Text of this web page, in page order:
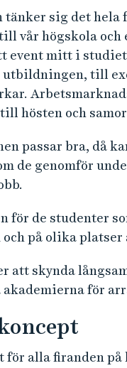
sig det hela
vår högskola och
event mitt i
utbildningen, till
hösten och
passar bra, då
de genomför
för de studenter
på olika platser
att skynda
för
alla firanden på